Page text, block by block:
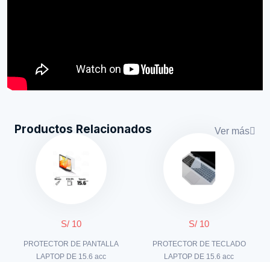
Productos Relacionados Ver más
S/ 10
PROTECTOR DE PANTALLA
LAPTOP DE 15.6 acc
S/ 10
PROTECTOR DE TECLADO
LAPTOP DE 15.6 acc